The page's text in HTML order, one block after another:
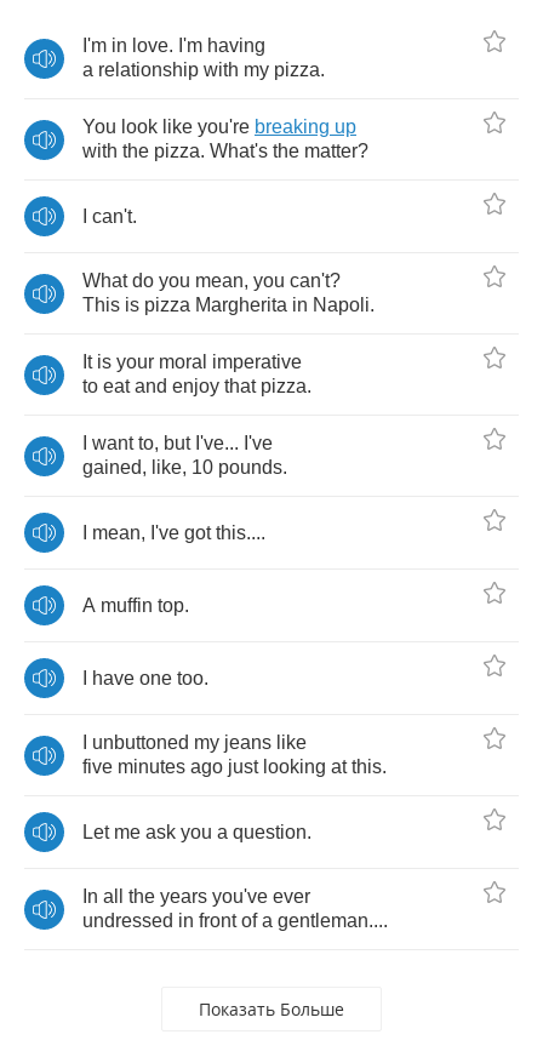
I'm in love. I'm having
a relationship with my pizza.
You look like you're breaking up
with the pizza. What's the matter?
can't.
What do you mean, you can't?
This is pizza Margherita in Napoli.
It is your moral imperative
to eat and enjoy that pizza.
want to, but I've... I've
gained, like, 10 pounds.
mean, I've got this....
A muffin top.
have one too.
unbuttoned my jeans like
five minutes ago just looking at this.
Let me ask you a question.
In all the years you've ever
undressed in front of a gentleman....
Показать Больше